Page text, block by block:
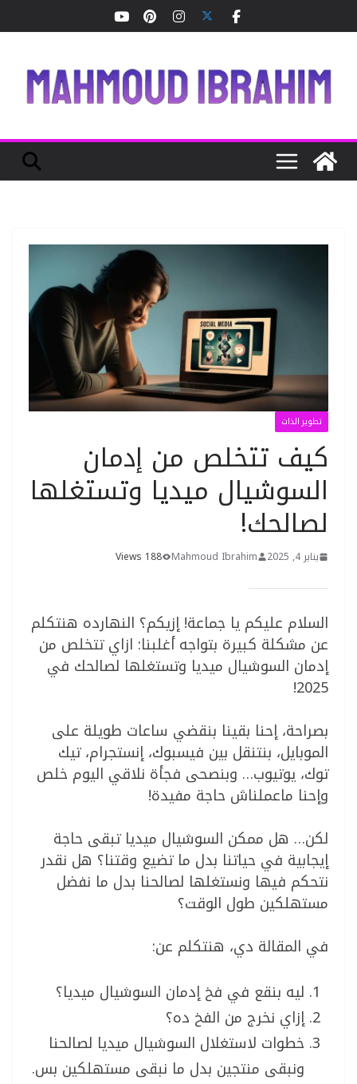
to
تطوير الذات
كيف تتخلص من إدمان
السوشيال ميديا وتستغلها
لصالحك!
يناير 4, 2025 Mahmoud Ibrahim
188 Views
السلام عليكم يا جماعة! إزيكم؟ النهارده هنتكلم
عن مشكلة كبيرة بتواجه أغلبنا: ازاي تتخلص من
إدمان السوشيال ميديا وتستغلها لصالحك في
2025!
بصراحة، إحنا بقينا بنقضي ساعات طويلة على
الموبايل، بنتنقل بين فيسبوك، إنستجرام، تيك
توك، يوتيوب… وبنصحى فجأة نلاقي اليوم خلص
وإحنا ماعملناش حاجة مفيدة!
لكن… هل ممكن السوشيال ميديا تبقى حاجة
إيجابية في حياتنا بدل ما تضيع وقتنا؟ هل نقدر
نتحكم فيها ونستغلها لصالحنا بدل ما نفضل
مستهلكين طول الوقت؟
في المقالة دي، هنتكلم عن:
ليه بنقع في فخ إدمان السوشيال ميديا؟
إزاي نخرج من الفخ ده؟
خطوات لاستغلال السوشيال ميديا لصالحنا
ونبقى منتجين بدل ما نبقى مستهلكين بس.